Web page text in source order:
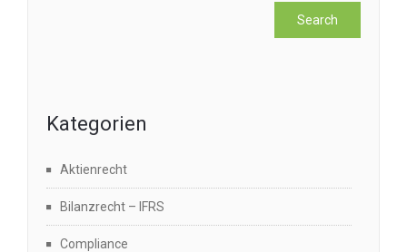
Kategorien
Aktienrecht
Bilanzrecht – IFRS
Compliance